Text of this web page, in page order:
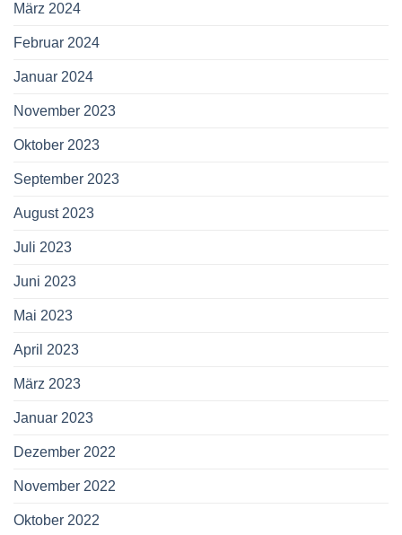
März 2024
Februar 2024
Januar 2024
November 2023
Oktober 2023
September 2023
August 2023
Juli 2023
Juni 2023
Mai 2023
April 2023
März 2023
Januar 2023
Dezember 2022
November 2022
Oktober 2022